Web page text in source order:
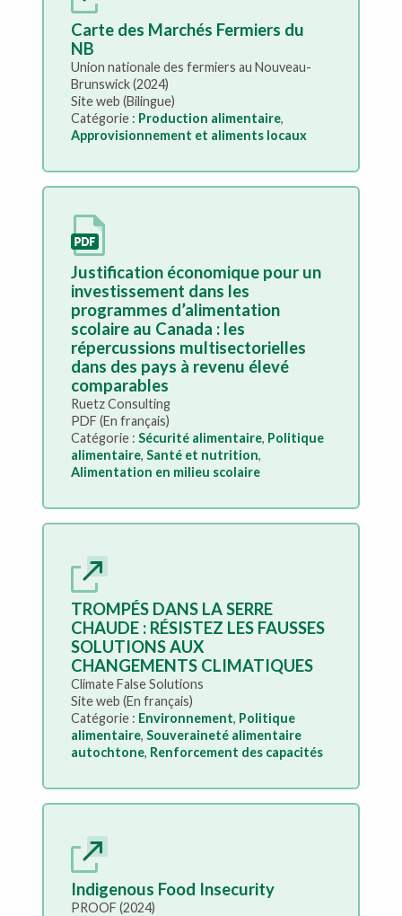
Carte des Marchés Fermiers du
NB
Union nationale des fermiers au Nouveau-
Brunswick (2024)
Site web (Bilingue)
Catégorie : Production alimentaire,
Approvisionnement et aliments locaux
Justification économique pour un
investissement dans les
programmes d’alimentation
scolaire au Canada : les
répercussions multisectorielles
dans des pays à revenu élevé
comparables
Ruetz Consulting
PDF (En français)
Catégorie :Sécurité alimentaire, Politique
alimentaire,Santé et nutrition,
Alimentation en milieu scolaire
TROMPÉS DANS LA SERRE
CHAUDE : RÉSISTEZ LES FAUSSES
SOLUTIONS AUX
CHANGEMENTS CLIMATIQUES
Climate False Solutions
Site web (En français)
Catégorie : Environnement, Politique
alimentaire,Souveraineté alimentaire
autochtone, Renforcement des capacités
Indigenous Food Insecurity
PROOF (2024)